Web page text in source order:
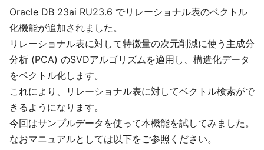
Oracle DB 23ai RU23.6 でリレーショナル表のベクトル
化機能が追加されました。
リレーショナル表に対して特徴量の次元削減に使う主成分
分析 (PCA) のSVDアルゴリズムを適用し、構造化データ
をベクトル化します。
これにより、リレーショナル表に対してベクトル検索がで
きるようになります。
今回はサンプルデータを使って本機能を試してみました。
なおマニュアルとしては以下をご参照ください。